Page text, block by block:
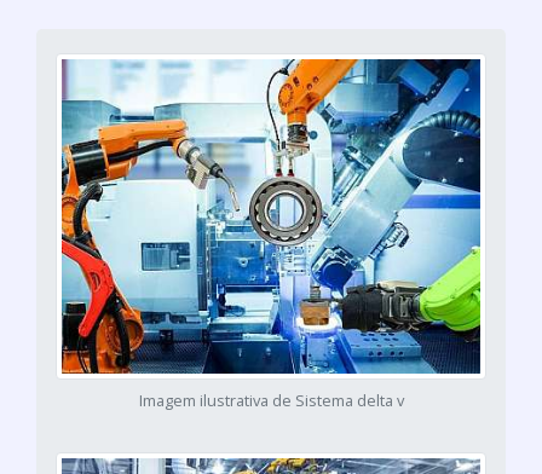
Imagem ilustrativa de Sistema delta v